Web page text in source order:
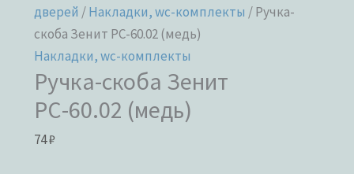
дверей /Накладки, wc-комплекты / Ручка-
скоба Зенит РС-60.02 (медь)
Накладки, wc-комплекты
Ручка-скоба Зенит
РС-60.02 (медь)
74₽